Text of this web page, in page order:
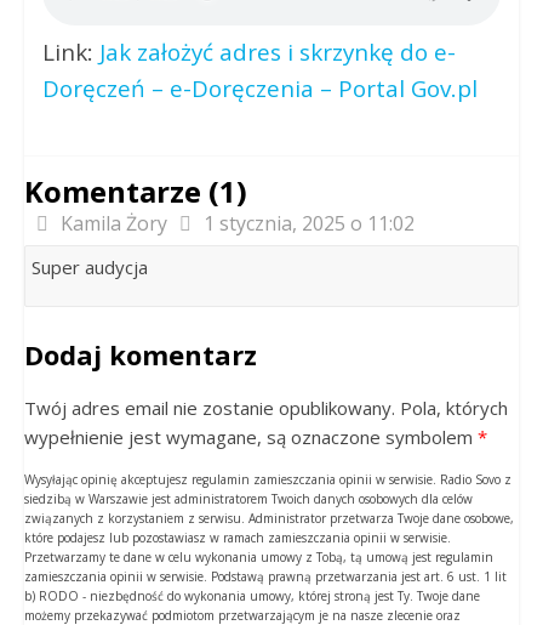
Link: Jak założyć adres i skrzynkę do e-
Doręczeń – e-Doręczenia – Portal Gov.pl
Komentarze (1)
Kamila Żory 1 stycznia, 2025 o 11:02
Super audycja
Dodaj komentarz
Twój adres email nie zostanie opublikowany. Pola, których
wypełnienie jest wymagane, są oznaczone symbolem *
Wysyłając opinię akceptujesz regulamin zamieszczania opinii w serwisie. Radio Sovo z
siedzibą w Warszawie jest administratorem Twoich danych osobowych dla celów
związanych z korzystaniem z serwisu. Administrator przetwarza Twoje dane osobowe,
które podajesz lub pozostawiasz w ramach zamieszczania opinii w serwisie.
Przetwarzamy te dane w celu wykonania umowy z Tobą, tą umową jest regulamin
zamieszczania opinii w serwisie. Podstawą prawną przetwarzania jest art. 6 ust. 1 lit
b) RODO - niezbędność do wykonania umowy, której stroną jest Ty. Twoje dane
możemy przekazywać podmiotom przetwarzającym je na nasze zlecenie oraz